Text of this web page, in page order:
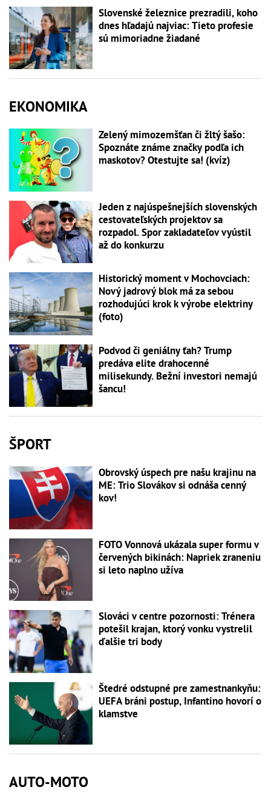
Slovenské železnice prezradili, koho
dnes hľadajú najviac: Tieto profesie
sú mimoriadne žiadané
EKONOMIKA
Zelený mimozemšťan či žltý šašo:
Spoznáte známe značky podľa ich
maskotov? Otestujte sa! (kvíz)
Jeden z najúspešnejších slovenských
cestovateľských projektov sa
rozpadol. Spor zakladateľov vyústil
až do konkurzu
Historický moment v Mochovciach:
Nový jadrový blok má za sebou
rozhodujúci krok k výrobe elektriny
(foto)
Podvod či geniálny ťah? Trump
predáva elite drahocenné
milisekundy. Bežní investori nemajú
šancu!
ŠPORT
Obrovský úspech pre našu krajinu na
ME: Trio Slovákov si odnáša cenný
kov!
FOTO Vonnová ukázala super formu v
červených bikinách: Napriek zraneniu
si leto naplno užíva
Slováci v centre pozornosti: Trénera
potešil krajan, ktorý vonku vystrelil
ďalšie tri body
Štedré odstupné pre zamestnankyňu:
UEFA bráni postup, Infantino hovorí o
klamstve
AUTO-MOTO